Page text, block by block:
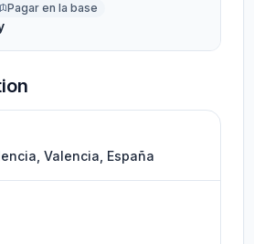
Pagar en la base
Valencia, España